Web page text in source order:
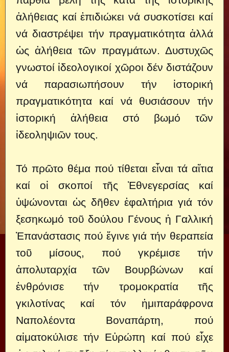
ἀλήθειας καί ἐπιδιώκει νά συσκοτίσει καί
νά διαστρέψει τήν πραγματικότητα ἀλλά
ὡς ἀλήθεια τῶν πραγμάτων. Δυστυχῶς
γνωστοί ἰδεολογικοί χῶροι δέν διστάζουν
νά παρασιωπήσουν τήν ἱστορική
πραγματικότητα καί νά θυσιάσουν τήν
ἱστορική ἀλήθεια στό βωμό τῶν
ἰδεοληψιῶν τους.
Τό πρῶτο θέμα πού τίθεται εἶναι τά αἴτια
καί οἱ σκοποί τῆς Ἐθνεγερσίας καί
ὑψώνονται ὡς δῆθεν ἐφαλτήρια γιά τόν
ξεσηκωμό τοῦ δούλου Γένους ἡ Γαλλική
Ἐπανάστασις πού ἔγινε γιά τήν θεραπεία
τοῦ μίσους, πού γκρέμισε τήν
ἀπολυταρχία τῶν Βουρβώνων καί
ἐνθρόνισε τήν τρομοκρατία τῆς
γκιλοτίνας καί τόν ἡμιπαράφρονα
Ναπολέοντα Βοναπάρτη, πού
αἱματοκύλισε τήν Εὐρώπη καί πού εἶχε